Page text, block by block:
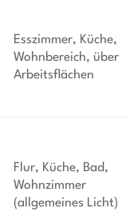
Esszimmer, Küche,
Wohnbereich, über
Arbeitsflächen
Flur, Küche, Bad,
Wohnzimmer
(allgemeines Licht)